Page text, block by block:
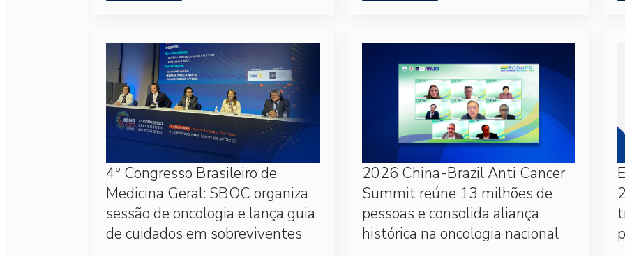
4º Congresso Brasileiro de
Medicina Geral: SBOC organiza
sessão de oncologia e lança guia
de cuidados em sobreviventes
2026 China-Brazil Anti Cancer
Summit reúne 13 milhões de
pessoas e consolida aliança
histórica na oncologia nacional